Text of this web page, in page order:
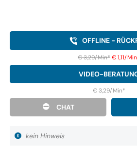
OFFLINE -
€ 3,29/Min*€ 1,11/Min
VIDEO-
€ 3,29/Min*
CHAT
kein Hinweis